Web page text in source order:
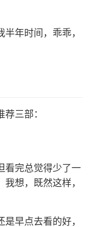
年时间，乖乖，
三部：
看完总觉得少了一
想，既然这样，
早点去看的好，